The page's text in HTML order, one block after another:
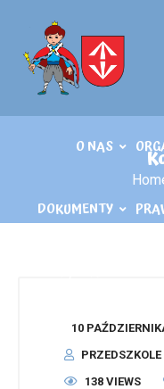
O NAS
DOKUMENTY
10
PRZEDSZKOLE
138 VIEWS